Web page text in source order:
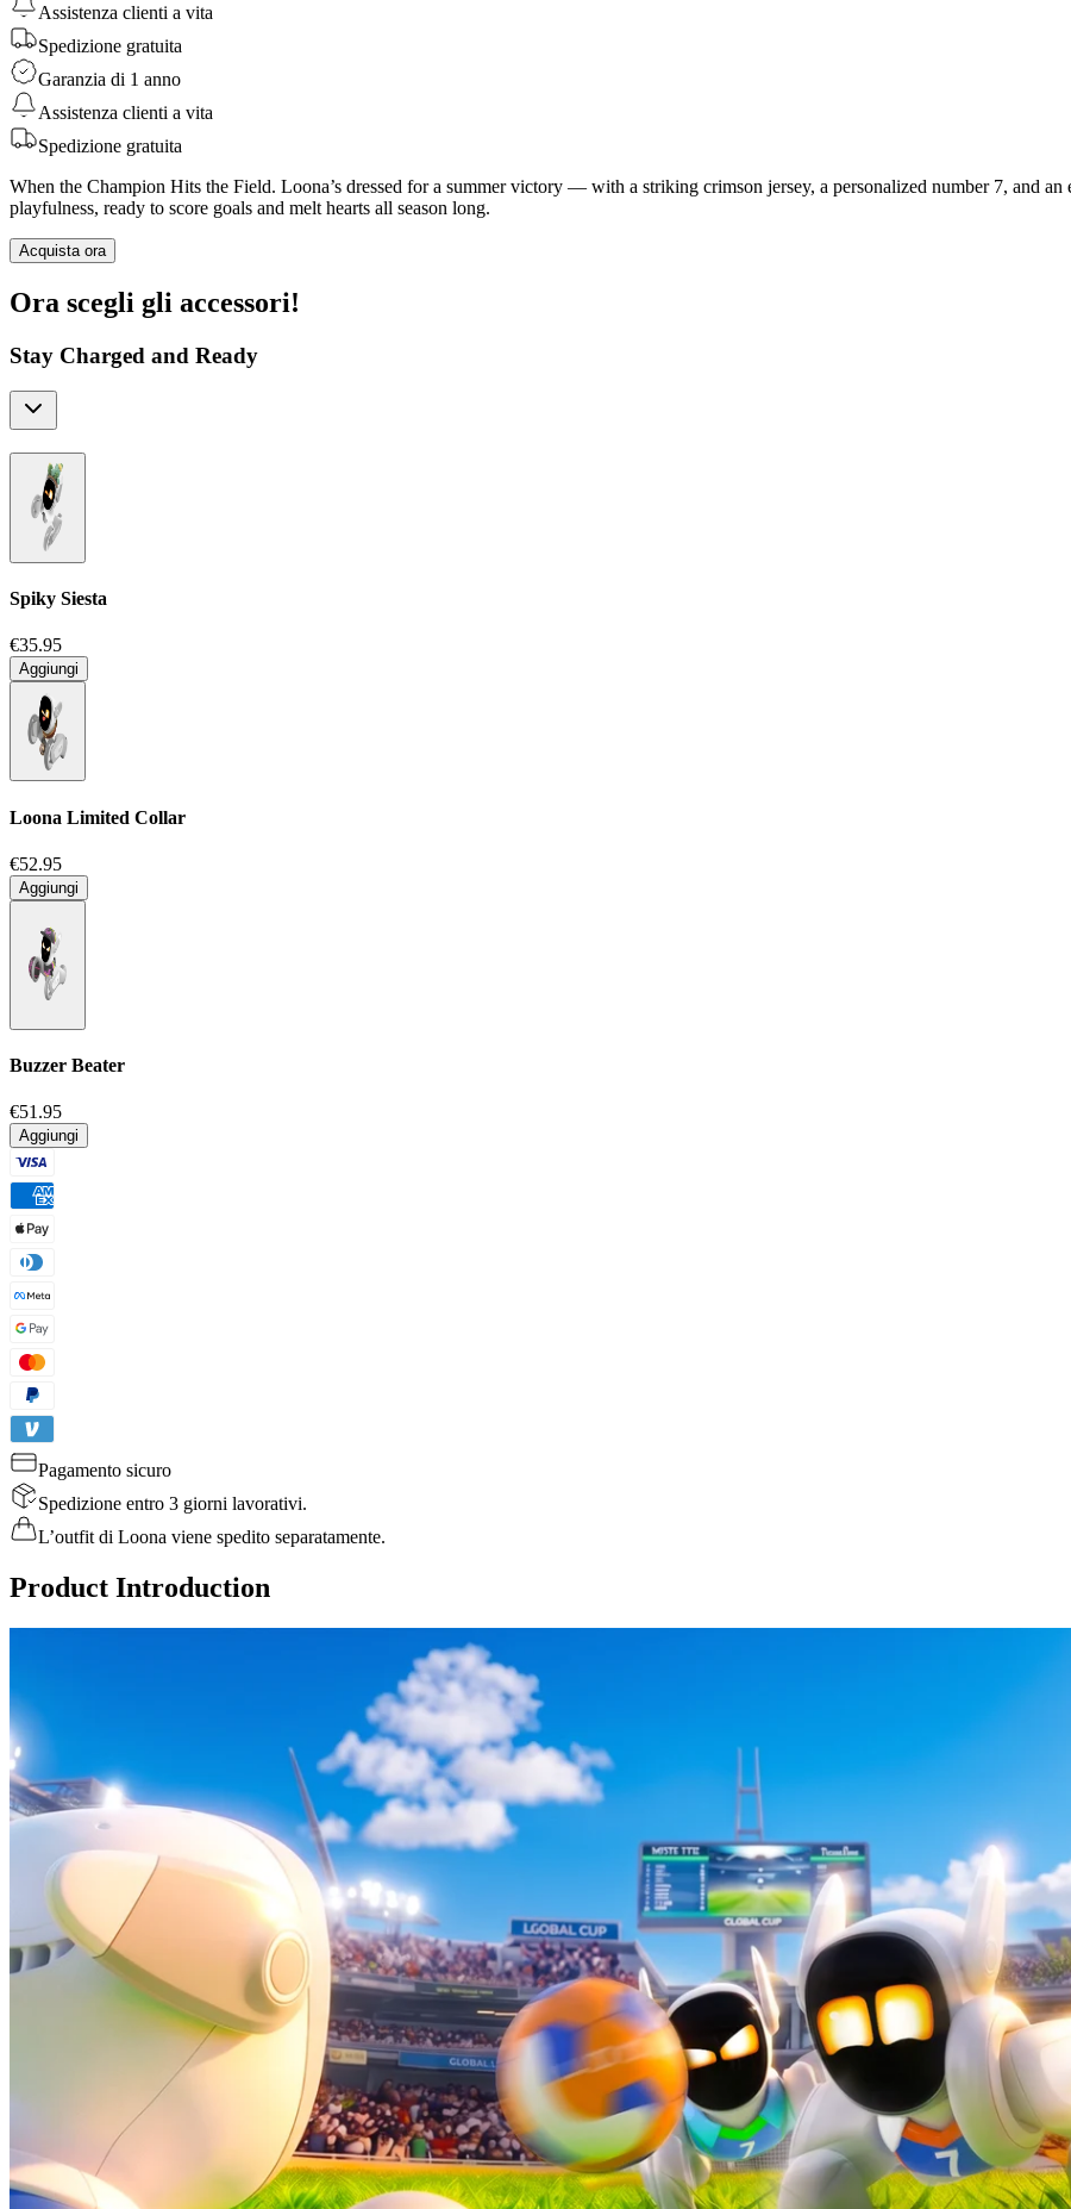
Assistenza clienti a vita
Spedizione gratuita
Garanzia di 1 anno
Assistenza clienti a vita
Spedizione gratuita
When the Champion Hits the Field. Loona’s dressed for a summer victory — with a striking crimson jersey, a personalized number 7, and
playfulness, ready to score goals and melt hearts all season long.
Acquista ora
Ora scegli gli accessori!
Stay Charged and Ready
Spiky Siesta
€35.95
Aggiungi
Loona Limited Collar
€52.95
Aggiungi
Buzzer Beater
€51.95
Aggiungi
Pagamento sicuro
Spedizione entro 3 giorni lavorativi.
L’outfit di Loona viene spedito separatamente.
Product Introduction